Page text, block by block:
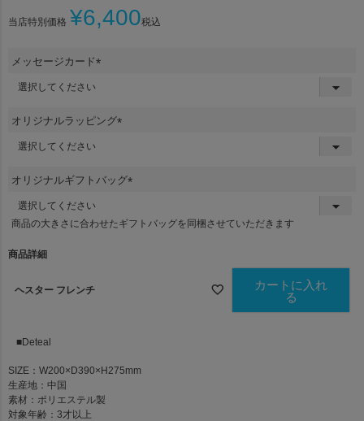
当店特別価格 ¥6,400税込
メッセージカード
)
オリジナルラッピング
)
オリジナルギフトバッグ
須
商品の大きさに合わせたギフトバッグを同梱させていただきます
商品詳細
ヘスター フレンチ
カートに入れ
る
■Deteal
SIZE：W200×D390×H275mm
生産地：中国
素材：ポリエステル製
対象年齢：3才以上